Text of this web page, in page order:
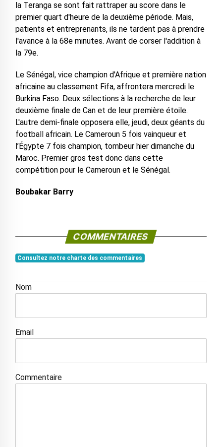
la Teranga se sont fait rattraper au score dans le
premier quart d'heure de la deuxième période. Mais,
patients et entreprenants, ils ne tardent pas à prendre
l'avance à la 68e minutes. Avant de corser l'addition à
la 79e.
Le Sénégal, vice champion d'Afrique et première nation
africaine au classement Fifa, affrontera mercredi le
Burkina Faso. Deux sélections à la recherche de leur
deuxième finale de Can et de leur première étoile.
L'autre demi-finale opposera elle, jeudi, deux géants du
football africain. Le Cameroun 5 fois vainqueur et
l’Égypte 7 fois champion, tombeur hier dimanche du
Maroc. Premier gros test donc dans cette
compétition pour le Cameroun et le Sénégal.
Boubakar Barry
COMMENTAIRES
Consultez notre charte des commentaires
Nom
Email
Commentaire